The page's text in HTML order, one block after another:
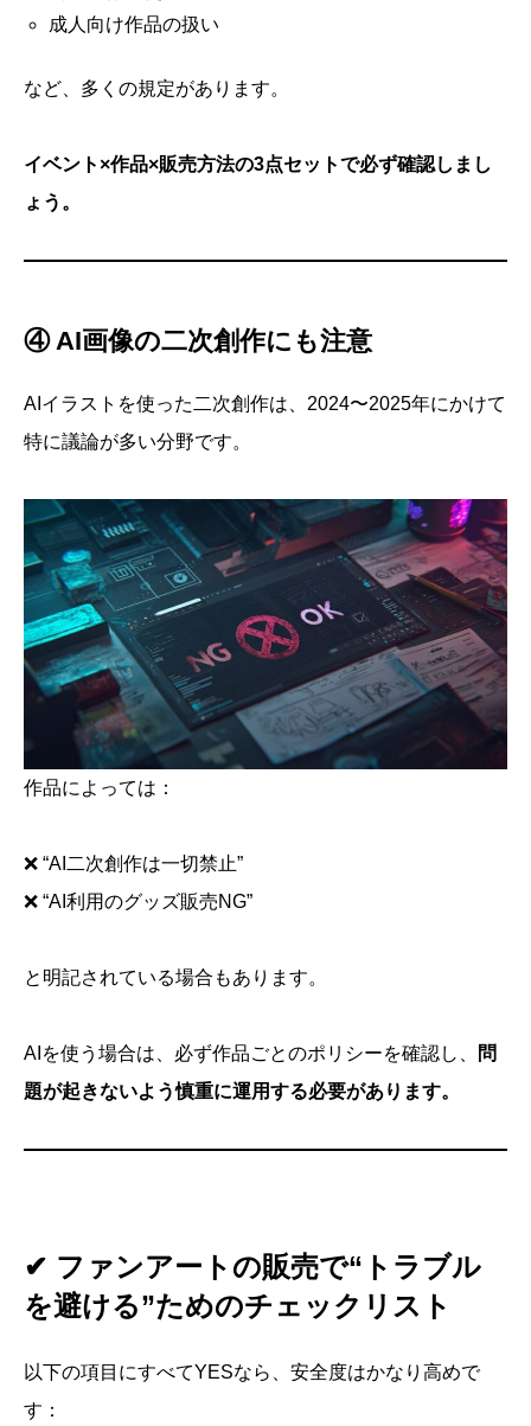
成人向け作品の扱い
など、多くの規定があります。
イベント×作品×販売方法の3点セットで必ず確認しまし
ょう。
④ AI画像の二次創作にも注意
AIイラストを使った二次創作は、2024〜2025年にかけて
特に議論が多い分野です。
作品によっては：
❌ “AI二次創作は一切禁止”
❌ “AI利用のグッズ販売NG”
と明記されている場合もあります。
AIを使う場合は、必ず作品ごとのポリシーを確認し、
問
題が起きないよう慎重に運用する必要があります。
✔ ファンアートの販売で“トラブル
を避ける”ためのチェックリスト
以下の項目にすべてYESなら、安全度はかなり高めで
す：